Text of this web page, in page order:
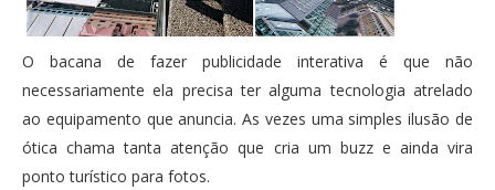
O bacana de fazer publicidade interativa é que não
necessariamente ela precisa ter alguma tecnologia atrelado
ao equipamento que anuncia. As vezes uma simples ilusão de
ótica chama tanta atenção que cria um buzz e ainda vira
ponto turístico para fotos.